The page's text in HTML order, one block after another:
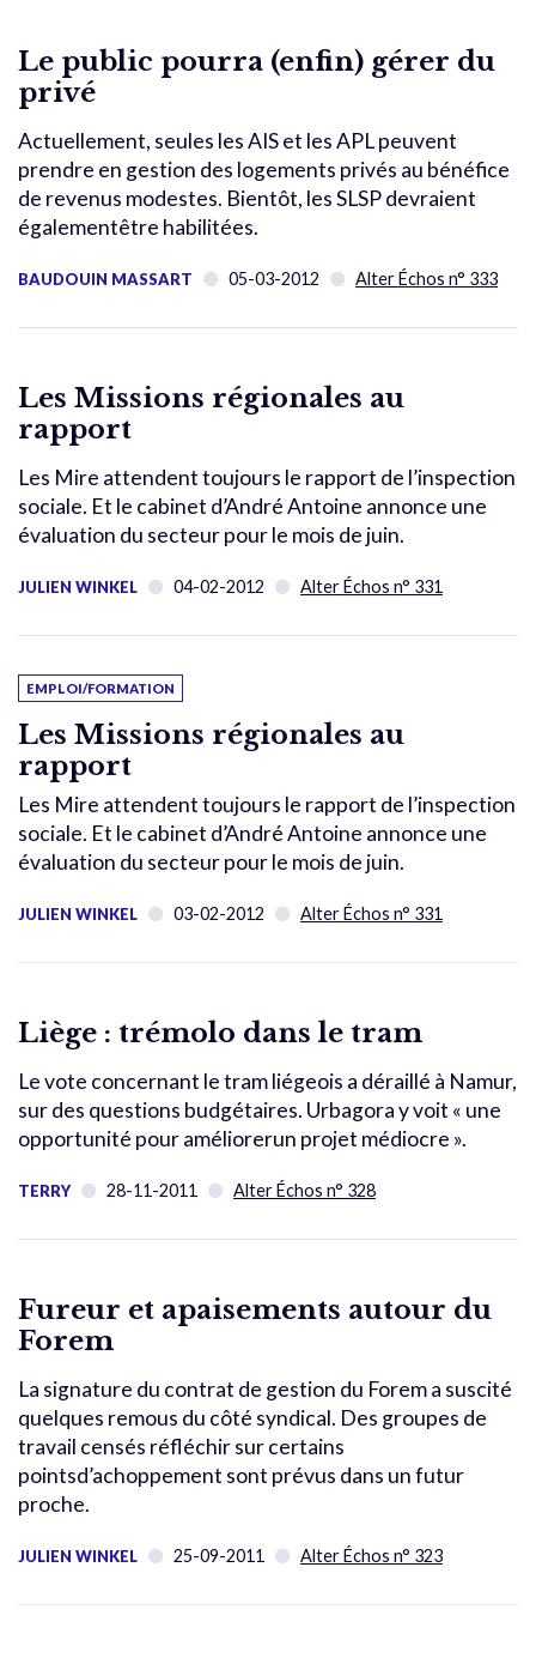
Le public pourra (enfin) gérer du
privé
Actuellement, seules les AIS et les APL peuvent
prendre en gestion des logements privés au bénéfice
de revenus modestes. Bientôt, les SLSP devraient
égalementêtre habilitées.
BAUDOUIN MASSART 05-03-2012 Alter Échos n° 333
Les Missions régionales au
rapport
Les Mire attendent toujours le rapport de l’inspection
sociale. Et le cabinet d’André Antoine annonce une
évaluation du secteur pour le mois de juin.
JULIEN WINKEL 04-02-2012 Alter Échos n° 331
EMPLOI/FORMATION
Les Missions régionales au
rapport
Les Mire attendent toujours le rapport de l’inspection
sociale. Et le cabinet d’André Antoine annonce une
évaluation du secteur pour le mois de juin.
JULIEN WINKEL 03-02-2012 Alter Échos n° 331
Liège : trémolo dans le tram
Le vote concernant le tram liégeois a déraillé à Namur,
sur des questions budgétaires. Urbagora y voit « une
opportunité pour améliorerun projet médiocre ».
TERRY 28-11-2011 Alter Échos n° 328
Fureur et apaisements autour du
Forem
La signature du contrat de gestion du Forem a suscité
quelques remous du côté syndical. Des groupes de
travail censés réfléchir sur certains
pointsd’achoppement sont prévus dans un futur
proche.
JULIEN WINKEL 25-09-2011 Alter Échos n° 323